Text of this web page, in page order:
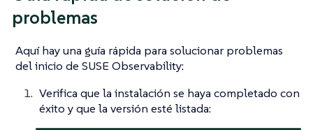
problemas
Aquí hay una guía rápida para solucionar problemas
del inicio de SUSE Observability:
Verifica que la instalación se haya completado con
éxito y que la versión esté listada: